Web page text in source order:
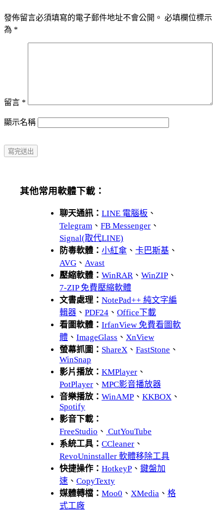
發佈留言必須填寫的電子郵件地址不會公開。 必填欄位標示
為 *
留言 *
顯示名稱
其他常用軟體下載：
聊天通訊： LINE 電腦板 、
Telegram 、 FB Messenger 、
Signal(取代LINE)
防毒軟體： 小紅傘 、 卡巴斯基 、
AVG 、 Avast
壓縮軟體： WinRAR、 WinZIP 、
7-ZIP 免費壓縮軟體
文書處理： NotePad++ 純文字編
輯器 、 PDF24 、 Office下載
看圖軟體： IrfanView 免費看圖軟
體 、 ImageGlass 、 XnView
螢幕抓圖： ShareX 、 FastStone 、
WinSnap
影片播放： KMPlayer 、
PotPlayer 、 MPC影音播放器
音樂播放： WinAMP 、 KKBOX 、
Spotify
影音下載：
FreeStudio 、 CutYouTube
系統工具： CCleaner 、
RevoUninstaller 軟體移除工具
快捷操作： HotkeyP 、 鍵盤加
速 、 CopyTexty
媒體轉檔： Moo0 、 XMedia 、 格
式工廠